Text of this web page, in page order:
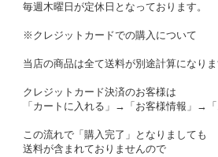
毎週木曜日が定休日となっております。
※クレジットカードでの購入について
当店の商品は全て送料が別途計算になりま
クレジットカード決済のお客様は
「カートに入れる」→「お客様情報」→
この流れで「購入完了」となりましても
送料が含まれておりませんので